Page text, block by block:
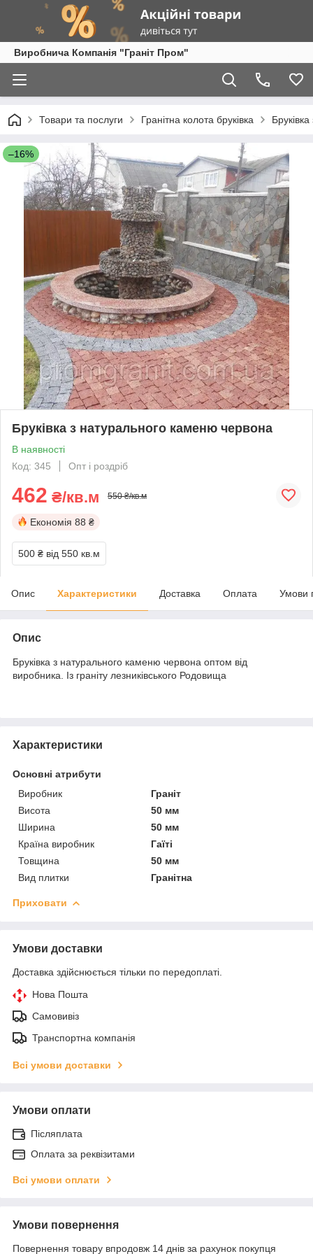
Виробнича Компанія "Граніт Пром"
Товари та послуги Гранітна колота бруківка
–16%
Бруківка з натурального каменю червона
В наявності
Код: 345
Опт і роздріб
462 ₴/кв.м 550 ₴/кв.м
Економія 88 ₴
500 ₴ від 550 кв.м
Опис Характеристики Доставка Оплата Умови
Опис
Бруківка з натурального каменю червона оптом від
виробника. Із граніту лезниківського Родовища
Характеристики
Основні атрибути
Виробник
Граніт
Висота
50 мм
Ширина
50 мм
Країна виробник
Гаїті
Товщина
50 мм
Вид плитки
Гранітна
Приховати
Умови доставки
Доставка здійснюється тільки по передоплаті.
Нова Пошта
Самовивіз
Транспортна компанія
Всі умови доставки
Умови оплати
Післяплата
Оплата за реквізитами
Всі умови оплати
Умови повернення
Повернення товару впродовж 14 днів за рахунок покупця